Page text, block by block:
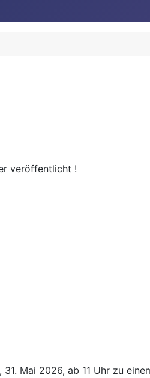
veröffentlicht !
Mai 2026, ab 11 Uhr zu